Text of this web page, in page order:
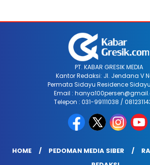
PT. KABAR GRESIK MEDIA
Kantor Redaksi: Jl. Jendana V
Permata Sidayu Residence
Email :
Telepon : 031-99111038 /
HOME PEDOMAN MEDIA SIBER